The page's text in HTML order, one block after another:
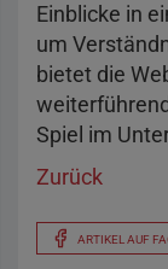
Einblicke in
um
bietet die
Spiel im
Zurück
ARTIKEL AUF